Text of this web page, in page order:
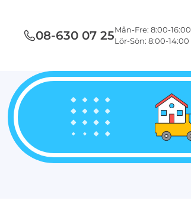
08-630 07 25Mån-Fre: 8:00-16:00
Lör-Sön: 8:00-14:00